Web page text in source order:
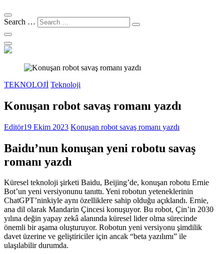
Search …
TEKNOLOJİ Teknoloji
Konuşan robot savaş romanı yazdı
Editör19 Ekim 2023 Konuşan robot savaş romanı yazdı
Baidu’nun konuşan yeni robotu savaş
romanı yazdı
Küresel teknoloji şirketi Baidu, Beijing’de, konuşan robotu Ernie
Bot’un yeni versiyonunu tanıttı. Yeni robotun yeteneklerinin
ChatGPT’ninkiyle aynı özelliklere sahip olduğu açıklandı. Ernie,
ana dil olarak Mandarin Çincesi konuşuyor. Bu robot, Çin’in 2030
yılına değin yapay zekâ alanında küresel lider olma sürecinde
önemli bir aşama oluşturuyor. Robotun yeni versiyonu şimdilik
davet üzerine ve geliştiriciler için ancak “beta yazılımı” ile
ulaşılabilir durumda.